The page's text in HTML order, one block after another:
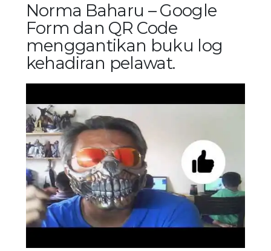
Norma Baharu – Google
Form dan QR Code
menggantikan buku log
kehadiran pelawat.